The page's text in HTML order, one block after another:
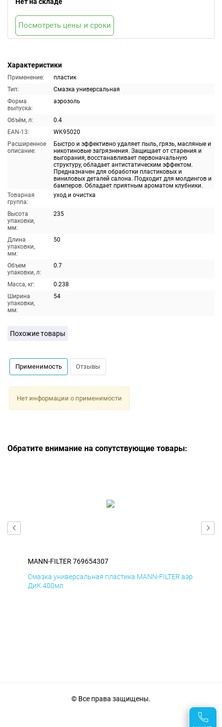
Характеристики
Применение:
пластик
Тип:
Смазка универсальная
Форма
выпуска:
аэрозоль
Объём, л:
0.4
EAN-13:
WK95020
Расширенное
описание:
Быстро и эффективно удаляет пыль, грязь, масляные и
никотиновые загрязнения. Защищает от старения и
выгорания, восстанавливает первоначальную
структуру, обладает антистатическим эффектом.
Предназначен для обработки пластиковых и
виниловых деталей салона. Подходит для молдингов и
бамперов. Обладает приятным ароматом клубники.
Товарная
группа:
уход и очистка
Высота
упаковки,
мм:
235
Длина
упаковки,
мм:
50
Объем
упаковки, л:
0.7
Масса, кг:
0.238
Ширина
упаковки,
мм:
54
Посмотреть цены и сроки
Похожие товары
Применимость Отзывы
Нет информации о применимости
Обратите внимание на сопутствующие товары:
MANN-FILTER 769654307
Смазка универсальная пластика MANN-FILTER аэр
ДиК 400мл
© Все права защищены.